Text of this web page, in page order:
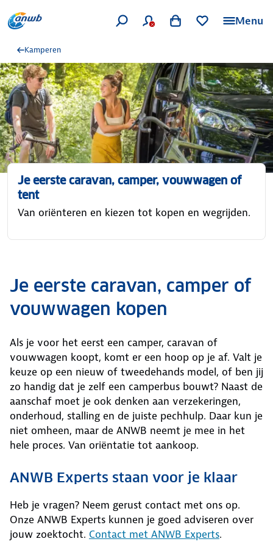
Menu
Kamperen
Je eerste caravan, camper, vouwwagen of
tent
Van oriënteren en kiezen tot kopen en wegrijden.
Je eerste caravan, camper of
vouwwagen kopen
Als je voor het eerst een camper, caravan of
vouwwagen koopt, komt er een hoop op je af. Valt je
keuze op een nieuw of tweedehands model, of ben jij
zo handig dat je zelf een camperbus bouwt? Naast de
aanschaf moet je ook denken aan verzekeringen,
onderhoud, stalling en de juiste pechhulp. Daar kun je
niet omheen, maar de ANWB neemt je mee in het
hele proces. Van oriëntatie tot aankoop.
ANWB Experts staan voor je klaar
Heb je vragen? Neem gerust contact met ons op.
Onze ANWB Experts kunnen je goed adviseren over
jouw zoektocht. Contact met ANWB Experts.